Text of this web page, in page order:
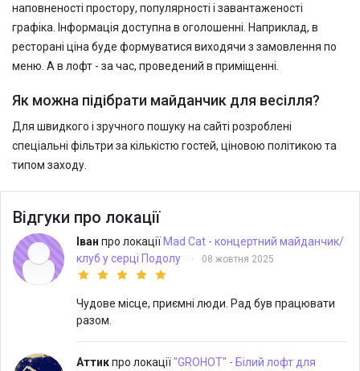
наповненості простору, популярності і завантаженості
графіка. Інформація доступна в оголошенні. Наприклад, в
ресторані ціна буде формуватися виходячи з замовлення по
меню. А в лофт - за час, проведений в приміщенні.
Як можна підібрати майданчик для весілля?
Для швидкого і зручного пошуку на сайті розроблені
спеціальні фільтри за кількістю гостей, ціновою політикою та
типом заходу.
Відгуки про локації
Іван про локації Mad Cat - концертний майданчик/
клуб у серці Подолу
· 08 жовтня 2025
Чудове місце, приємні люди. Рад був працювати
разом.
Аттикпро локації"GROHOT" - Білий лофт для